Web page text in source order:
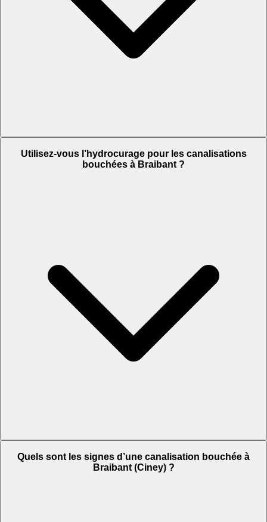
Utilisez-vous l’hydrocurage pour les canalisations
bouchées à Braibant ?
Quels sont les signes d’une canalisation bouchée à
Braibant (Ciney) ?